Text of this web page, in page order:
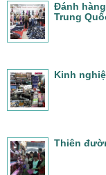
Đánh
Trung
Kinh
Thiên